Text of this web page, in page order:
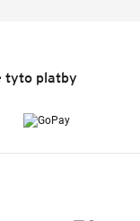
tyto platby